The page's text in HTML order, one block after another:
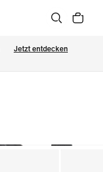
Jetzt entdecken